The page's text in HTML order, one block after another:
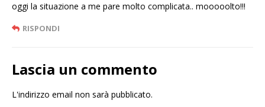
oggi la situazione a me pare molto complicata.. mooooolto!!!
RISPONDI
Lascia un commento
L'indirizzo email non sarà pubblicato.